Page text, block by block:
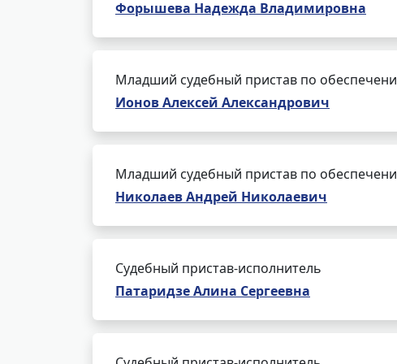
Форышева Надежда Владимировна
Младший судебный пристав по
Ионов Алексей Александрович
Младший судебный пристав по
Николаев Андрей Николаевич
Судебный пристав-исполнитель
Патаридзе Алина Сергеевна